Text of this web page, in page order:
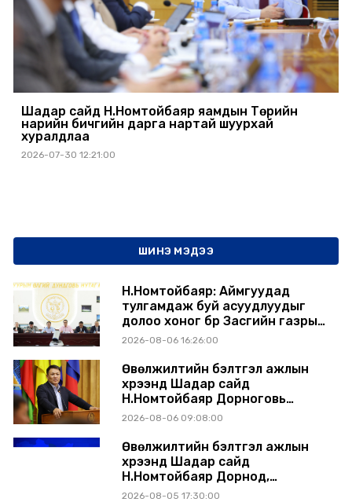
Шадар сайд Н.Номтойбаяр яамдын Төрийн
нарийн бичгийн дарга нартай шуурхай
хуралдлаа
2026-07-30 12:21:00
ШИНЭ МЭДЭЭ
Н.Номтойбаяр: Аймгуудад
тулгамдаж буй асуудлуудыг
долоо хоног бүр Засгийн газрын
хуралдаанд танилцуулж,
2026-08-06 16:26:00
Өвөлжилтийн бэлтгэл ажлын
хүрээнд Шадар сайд
Н.Номтойбаяр Дорноговь
аймагт ажиллав
2026-08-06 09:08:00
Өвөлжилтийн бэлтгэл ажлын
хүрээнд Шадар сайд
Н.Номтойбаяр Дорнод,
Сүхбаатар аймагт ажиллав
2026-08-05 17:30:00